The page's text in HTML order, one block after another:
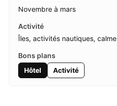
Novembre à mars
Îles, activités nautiques, calme
Hôtel Activité